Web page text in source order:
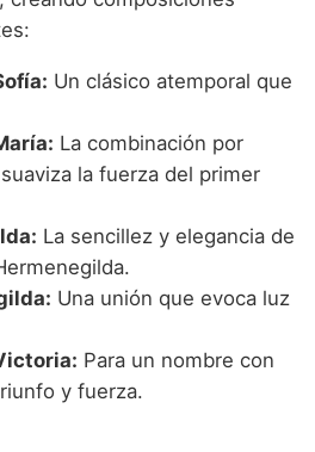
Un clásico atemporal que
La combinación por
la fuerza del primer
La sencillez y elegancia de
Una unión que evoca luz
Para un nombre con
y fuerza.